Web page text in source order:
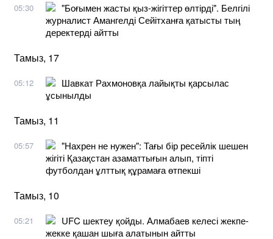
05:30
"Боғымен жасты қыз-жігіттер өлтірді". Белгілі
журналист Амангелді Сейітханға қатысты тың
деректерді айтты
Тамыз, 17
05:12
Шавкат Рахмоновқа лайықты қарсылас
ұсынылды
Тамыз, 11
05:57
"Нахрен не нужен": Тағы бір ресейлік шешен
жігіті Қазақстан азаматтығын алып, тіпті
футболдан ұлттық құрамаға өтпекші
Тамыз, 10
05:21
UFC шектеу қойды. Алмабаев келесі жекпе-
жекке қашан шыға алатынын айтты